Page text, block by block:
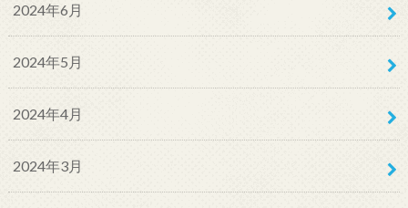
2024年6月
2024年5月
2024年4月
2024年3月